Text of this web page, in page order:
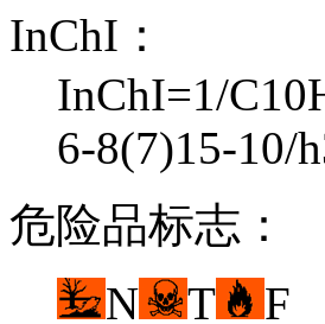
InChI：
InChI=1/
6-8(7)15-10/
危险品标志：
N
T F